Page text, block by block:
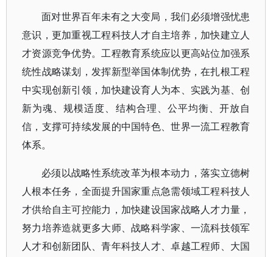
面对世界百年未有之大变局，我们必须增强忧患
意识，更加重视工程科技人才自主培养，加快建立人
才资源竞争优势。工程教育系统应以更高站位加强系
统性战略谋划，发挥新型举国体制优势，在扎根工程
中实现创新引领，加快建设育人为本、实践为基、创
新为魂、规模适度、结构合理、公平均衡、开放自
信，支撑可持续发展的中国特色、世界一流工程教育
体系。
必须以战略性系统改革为根本动力，落实立德树
人根本任务，全面提升国家重点急需领域工程科技人
才供给自主可控能力，加快建设国家战略人才力量，
努力培养造就更多大师、战略科学家、一流科技领军
人才和创新团队、青年科技人才、卓越工程师、大国